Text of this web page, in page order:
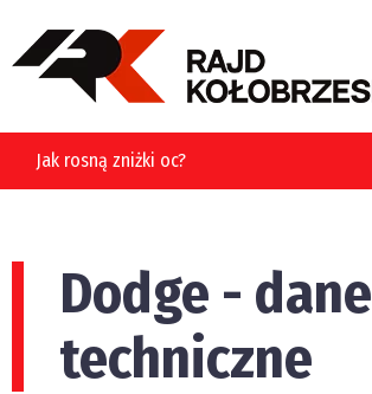
Jak rosną zniżki oc?
Dodge - dane
techniczne